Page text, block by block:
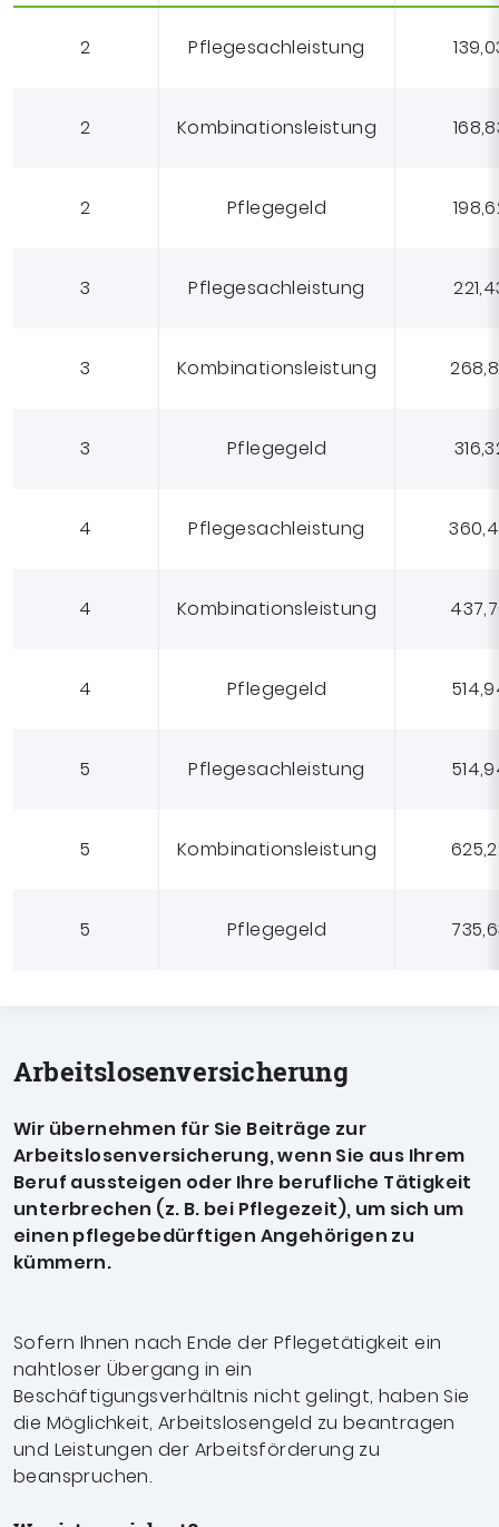
ab 01.01.2026
2 Pflegesachleistung
2 Kombinationsleistung
2 Pflegegeld
3 Pflegesachleistung
3 Kombinationsleistung
3 Pflegegeld
4 Pflegesachleistung
4 Kombinationsleistung
4 Pflegegeld
5 Pflegesachleistung
5 Kombinationsleistung
5 Pflegegeld
Arbeitslosen­versicherung
Wir übernehmen für Sie Beiträge zur
Arbeitslosenversicherung, wenn Sie aus Ihrem
Beruf aussteigen oder Ihre berufliche Tätigkeit
unterbrechen (z. B. bei Pflegezeit), um sich um
einen pflegebedürftigen Angehörigen zu
kümmern.
Sofern Ihnen nach Ende der Pflegetätigkeit ein
nahtloser Übergang in ein
Beschäftigungsverhältnis nicht gelingt, haben Sie
die Möglichkeit, Arbeitslosengeld zu beantragen
und Leistungen der Arbeitsförderung zu
beanspruchen.